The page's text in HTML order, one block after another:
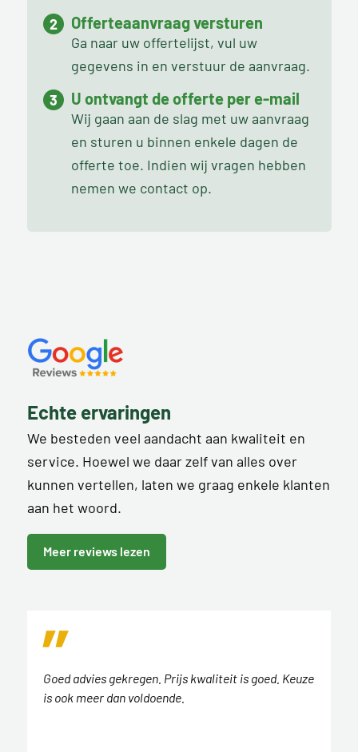
Offerteaanvraag versturen
Ga naar uw offertelijst, vul uw
gegevens in en verstuur de aanvraag.
U ontvangt de offerte per e-mail
Wij gaan aan de slag met uw aanvraag
en sturen u binnen enkele dagen de
offerte toe. Indien wij vragen hebben
nemen we contact op.
Echte ervaringen
We besteden veel aandacht aan kwaliteit en
service. Hoewel we daar zelf van alles over
kunnen vertellen, laten we graag enkele klanten
aan het woord.
Meer reviews lezen
Goed advies gekregen. Prijs kwaliteit is goed. Keuze
is ook meer dan voldoende.